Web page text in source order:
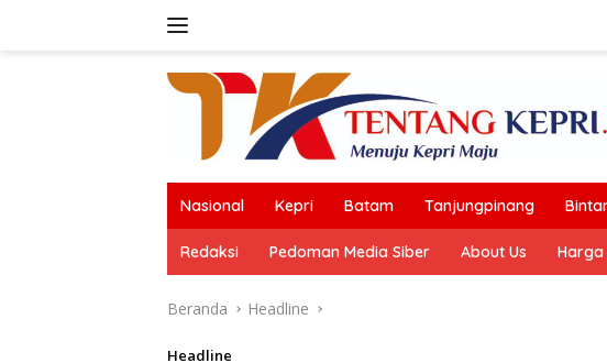
Nasional Kepri Batam Tanjungpinang
Redaksi Pedoman Media Siber About Us Harga
Beranda Headline
Headline